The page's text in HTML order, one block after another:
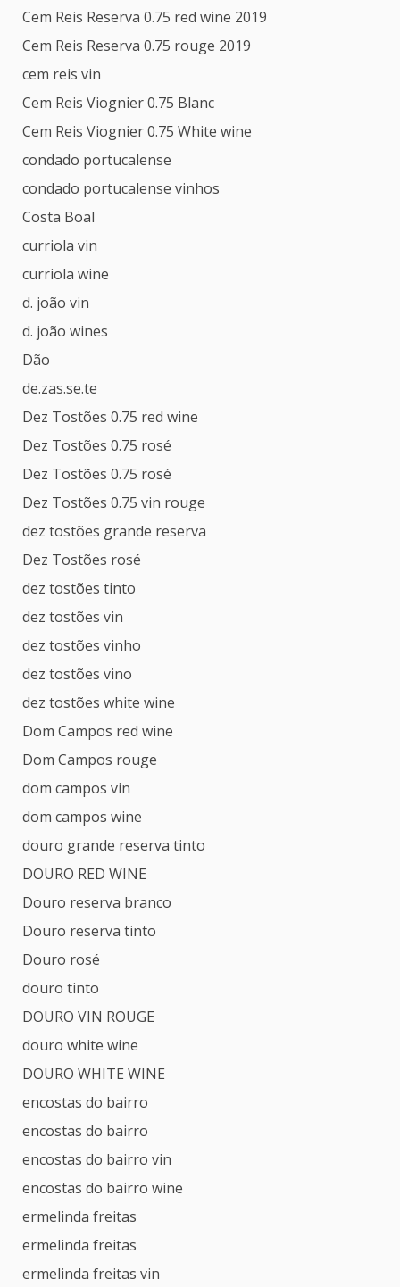
Cem Reis Reserva 0.75 red wine 2019
Cem Reis Reserva 0.75 rouge 2019
cem reis vin
Cem Reis Viognier 0.75 Blanc
Cem Reis Viognier 0.75 White wine
condado portucalense
condado portucalense vinhos
Costa Boal
curriola vin
curriola wine
d. joão vin
d. joão wines
Dão
de.zas.se.te
Dez Tostões 0.75 red wine
Dez Tostões 0.75 rosé
Dez Tostões 0.75 rosé
Dez Tostões 0.75 vin rouge
dez tostões grande reserva
Dez Tostões rosé
dez tostões tinto
dez tostões vin
dez tostões vinho
dez tostões vino
dez tostões white wine
Dom Campos red wine
Dom Campos rouge
dom campos vin
dom campos wine
douro grande reserva tinto
DOURO RED WINE
Douro reserva branco
Douro reserva tinto
Douro rosé
douro tinto
DOURO VIN ROUGE
douro white wine
DOURO WHITE WINE
encostas do bairro
encostas do bairro
encostas do bairro vin
encostas do bairro wine
ermelinda freitas
ermelinda freitas
ermelinda freitas vin